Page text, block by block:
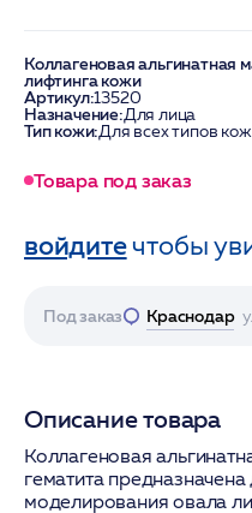
Коллагеновая альгинатная
лифтинга кожи
Артикул:13520
Назначение:Для лица
Тип кожи:Для всех типов
Товара под заказ
войдитечтобы
Под заказ Краснодар
Описание товара
Коллагеновая
гематита
моделирования овала